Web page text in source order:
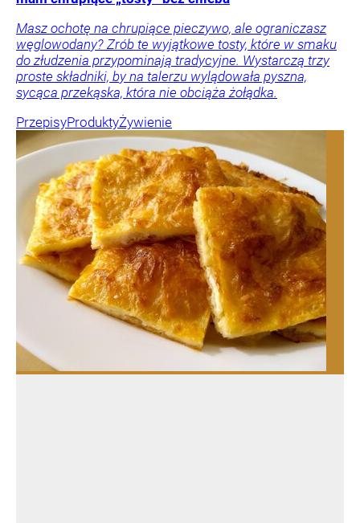
Masz ochotę na chrupiące pieczywo, ale ograniczasz
węglowodany? Zrób te wyjątkowe tosty, które w smaku
do złudzenia przypominają tradycyjne. Wystarczą trzy
proste składniki, by na talerzu wylądowała pyszna,
sycąca przekąska, która nie obciąża żołądka.
PrzepisyProduktyŻywienie